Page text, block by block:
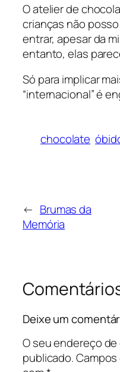
O atelier de
crianças não
entrar, apesar da
entanto, elas
Só para implicar
“internacional” é
chocolate
← Brumas da
Memória
Deixe um
O seu endereço de
publicado.